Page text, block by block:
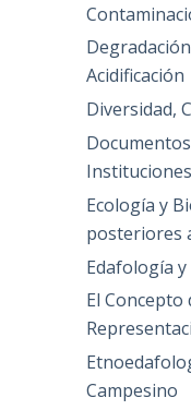
Acidificación
Diversidad,
Ecología y
posteriores
Edafología
El Concepto
Campesino